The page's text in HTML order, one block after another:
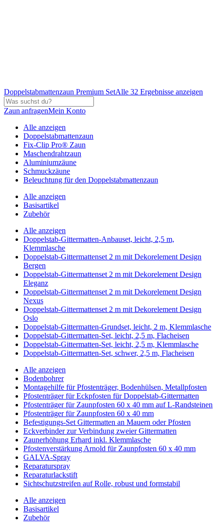
Doppelstabmattenzaun Premium SetAlle 32 Ergebnisse anzeigen
Zaun anfragenMein Konto
Alle anzeigen
Doppelstabmattenzaun
Fix-Clip Pro® Zaun
Maschendrahtzaun
Aluminiumzäune
Schmuckzäune
Beleuchtung für den Doppelstabmattenzaun
Alle anzeigen
Basisartikel
Zubehör
Alle anzeigen
Doppelstab-Gittermatten-Anbauset, leicht, 2,5 m,
Klemmlasche
Doppelstab-Gittermattenset 2 m mit Dekorelement Design
Bergen
Doppelstab-Gittermattenset 2 m mit Dekorelement Design
Eleganz
Doppelstab-Gittermattenset 2 m mit Dekorelement Design
Nexus
Doppelstab-Gittermattenset 2 m mit Dekorelement Design
Oslo
Doppelstab-Gittermatten-Grundset, leicht, 2 m, Klemmlasche
Doppelstab-Gittermatten-Set, leicht, 2,5 m, Flacheisen
Doppelstab-Gittermatten-Set, leicht, 2,5 m, Klemmlasche
Doppelstab-Gittermatten-Set, schwer, 2,5 m, Flacheisen
Alle anzeigen
Bodenbohrer
Montagehilfe für Pfostenträger, Bodenhülsen, Metallpfosten
Pfostenträger für Eckpfosten für Doppelstab-Gittermatten
Pfostenträger für Zaunpfosten 60 x 40 mm auf L-Randsteinen
Pfostenträger für Zaunpfosten 60 x 40 mm
Befestigungs-Set Gittermatten an Mauern oder Pfosten
Eckverbinder zur Verbindung zweier Gittermatten
Zaunerhöhung Erhard inkl. Klemmlasche
Pfostenverstärkung Arnold für Zaunpfosten 60 x 40 mm
GALVA-Spray
Reparaturspray
Reparaturlackstift
Sichtschutzstreifen auf Rolle, robust und formstabil
Alle anzeigen
Basisartikel
Zubehör